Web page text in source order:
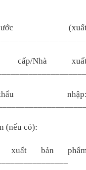
Nhà
(nếu có):
xuất bản